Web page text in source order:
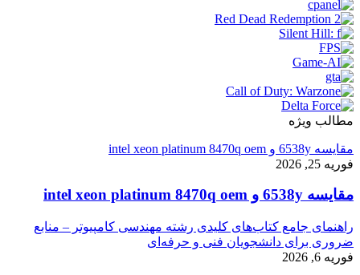
مطالب ویژه
مقایسه 6538y و intel xeon platinum 8470q oem
فوریه 25, 2026
مقایسه 6538y و intel xeon platinum 8470q oem
راهنمای جامع کتاب‌های کلیدی رشته مهندسی کامپیوتر – منابع
ضروری برای دانشجویان فنی و حرفه‌ای
فوریه 6, 2026